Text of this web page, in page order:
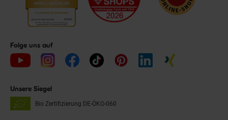
Folge uns auf
Unsere Siegel
Bio Zertifizierung DE-ÖKO-060